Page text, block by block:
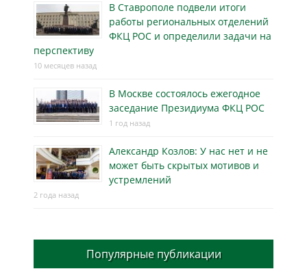
В Ставрополе подвели итоги
работы региональных отделений
ФКЦ РОС и определили задачи на
перспективу
10 месяцев назад
В Москве состоялось ежегодное
заседание Президиума ФКЦ РОС
1 год назад
Александр Козлов: У нас нет и не
может быть скрытых мотивов и
устремлений
2 года назад
Популярные публикации